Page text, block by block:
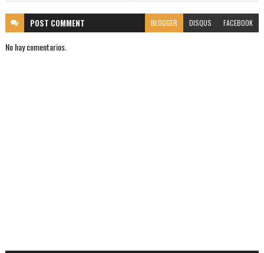
POST COMMENT BLOGGER DISQUS FACEBOOK
No hay comentarios.